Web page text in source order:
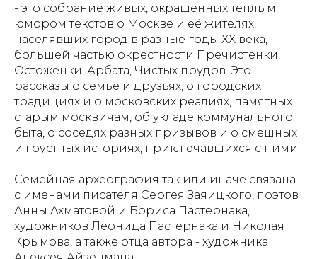
- это собрание живых, окрашенных тёплым
юмором текстов о Москве и её жителях,
населявших город в разные годы XX века,
большей частью окрестности Пречистенки,
Остоженки, Арбата, Чистых прудов. Это
рассказы о семье и друзьях, о городских
традициях и о московских реалиях, памятных
старым москвичам, об укладе коммунального
быта, о соседях разных призывов и о смешных
и грустных историях, приключавшихся с ними.
Семейная археография так или иначе связана
с именами писателя Сергея Заяицкого, поэтов
Анны Ахматовой и Бориса Пастернака,
художников Леонида Пастернака и Николая
Крымова, а также отца автора - художника